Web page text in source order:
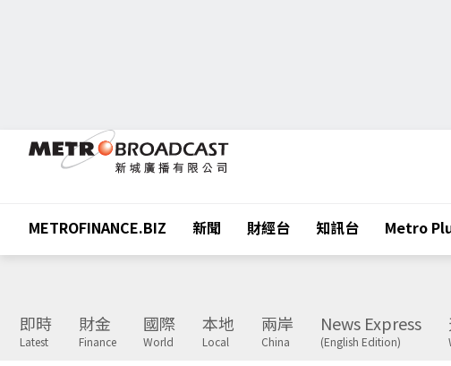
METROFINANCE.BIZ 新聞 財經台 知訊台 Metro
即時
Latest
財金
Finance
國際
World
本地
Local
兩岸
China
News Express
(English Edition)